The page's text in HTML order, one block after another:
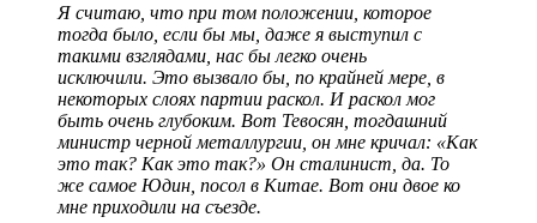
Я считаю, что при том положении, которое
тогда было, если бы мы, даже я выступил с
такими взглядами, нас бы легко очень
исключили. Это вызвало бы, по крайней мере, в
некоторых слоях партии раскол. И раскол мог
быть очень глубоким. Вот Тевосян, тогдашний
министр черной металлургии, он мне кричал: «Как
это так? Как это так?» Он сталинист, да. То
же самое Юдин, посол в Китае. Вот они двое ко
мне приходили на съезде.